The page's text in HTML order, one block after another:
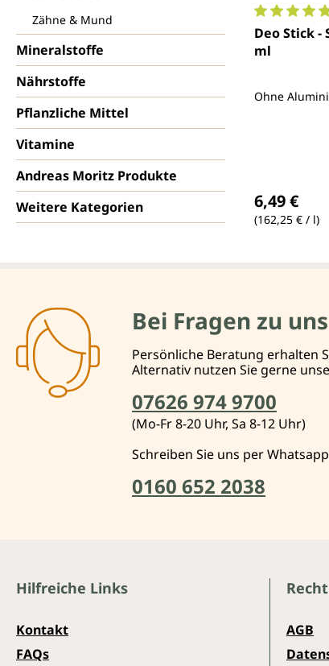
Zähne & Mund
Mineralstoffe
Nährstoffe
Pflanzliche Mittel
Vitamine
Andreas Moritz Produkte
Weitere Kategorien
Deo Stick -
ml
Ohne
6,49 €
(162,25 € / l)
Bei Fragen zu
Persönliche Beratung erhalten
Alternativ nutzen Sie gerne
07626 974 9700
(Mo-Fr 8-20 Uhr, Sa 8-12 Uhr)
Schreiben Sie uns per
0160 652 2038
Hilfreiche Links
Kontakt
FAQs
AGB